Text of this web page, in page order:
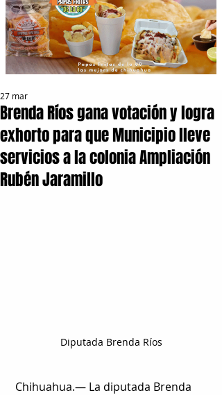
Brenda Ríos gana votación y logra
exhorto para que Municipio lleve
servicios a la colonia Ampliación
Rubén Jaramillo
27 mar
Diputada Brenda Ríos